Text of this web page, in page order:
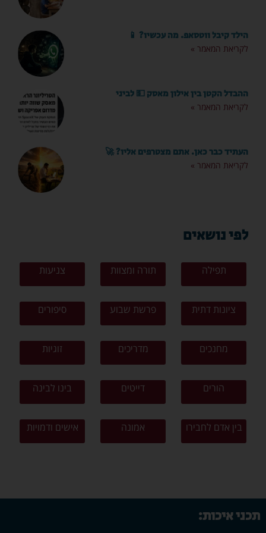
הילד קיבל ווטסאפ. מה עכשיו? 📱
לקריאת המאמר »
ההבדל הקטן בין אילון מאסק 💵 לביני
לקריאת המאמר »
העתיד כבר כאן. אתם מצטרפים אליו? 🚀
לקריאת המאמר »
לפי נושאים
תפילה תורה ומצוות צניעות
ציונות דתית פרשת שבוע סיפורים
מחנכים מדריכים זוגיות
הורים דייטים בינו לבינה
בין אדם לחבירו אמונה אישים ודמויות
תכני איכות: